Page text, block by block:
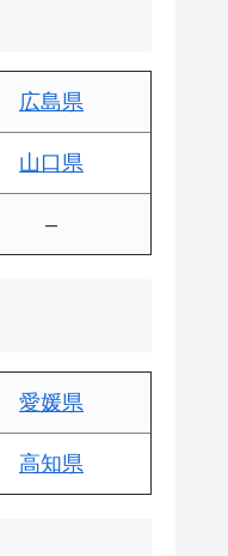
広島県
山口県
–
愛媛県
高知県